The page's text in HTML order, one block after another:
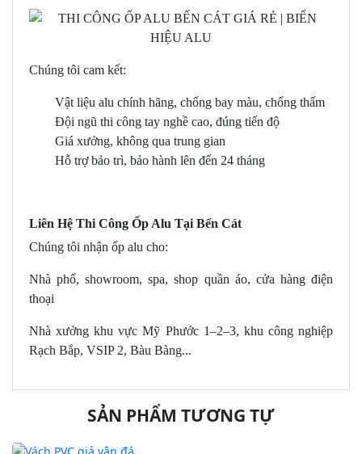
Chúng tôi cam kết:
Vật liệu alu chính hãng, chống bay màu, chống thấm
Đội ngũ thi công tay nghề cao, đúng tiến độ
Giá xưởng, không qua trung gian
Hỗ trợ bảo trì, bảo hành lên đến 24 tháng
Liên Hệ Thi Công Ốp Alu Tại Bến Cát
Chúng tôi nhận ốp alu cho:
Nhà phố, showroom, spa, shop quần áo, cửa hàng điện
thoại
Nhà xưởng khu vực Mỹ Phước 1–2–3, khu công nghiệp
Rạch Bắp, VSIP 2, Bàu Bàng...
SẢN PHẨM TƯƠNG TỰ